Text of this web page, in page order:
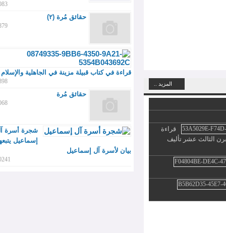
قراءة
عشر تأليف
حقائق مُرة (٢)
قراءة في كتاب قبيلة مزينة في الجاهلية والإسلام
حقائق مُرة
شجرة أسرة آل
إسماعيل يتبعها
بيان لأسرة آل إسماعيل